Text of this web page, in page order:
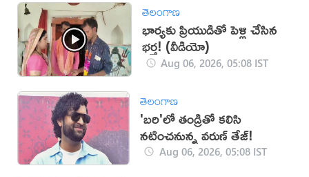
తెలంగాణ
భార్యకు ప్రియుడితో పెళ్లి చేసిన
భర్త! (వీడియో)
Aug 06, 2026, 05:08 IST
తెలంగాణ
'బరి'లో తండ్రితో కలిసి
నటించనున్న వరుణ్ తేజ్!
Aug 06, 2026, 05:08 IST